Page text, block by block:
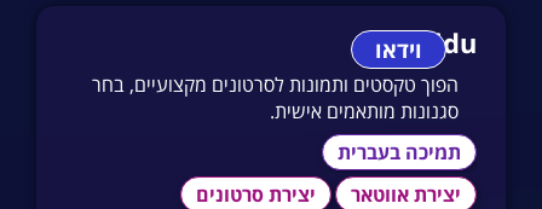
וידאוvidu
הפוך טקסטים ותמונות לסרטונים מקצועיים, בחר
סגנונות מותאמים אישית.
תמיכה בעברית
יצירת אווטאר
יצירת סרטונים